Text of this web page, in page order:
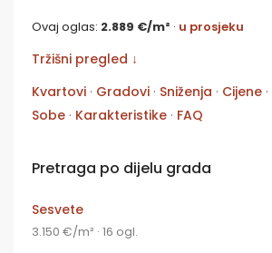
Ovaj oglas: 2.889 €/m² · u prosjeku
Tržišni pregled ↓
Kvartovi · Gradovi · Sniženja · Cijene ·
Sobe · Karakteristike · FAQ
Pretraga po dijelu grada
Sesvete
3.150 €/m² · 16 ogl.